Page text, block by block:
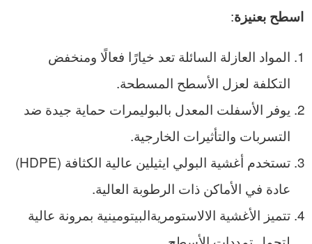
اسطح بعنيزة:
المواد العازلة السائلة تعد خيارًا فعالًا ومنخفض
التكلفة لعزل الأسطح المسطحة.
يوفر الأسفلت المعدل بالبوليمرات حماية جيدة ضد
التسربات والتأثيرات الخارجية.
تستخدم أغشية البولي ايثيلين عالية الكثافة (HDPE)
عادة في الأماكن ذات الرطوبة العالية.
تتميز الأغشية الالاستومريةالبيتومينية بمرونة عالية